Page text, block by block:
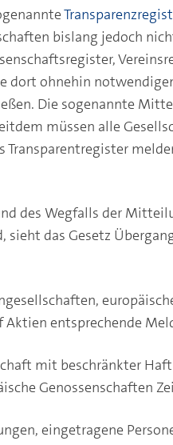
bislang jedoch
dort ohnehin
Die sogenannte
müssen alle
Transparentregister
des Wegfalls der
das Gesetz
entsprechende
mit beschränkter
Genossenschaften
eingetragene